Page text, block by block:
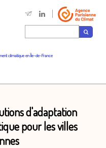
climatique en Île-de-France
d'adaptation
pour les villes